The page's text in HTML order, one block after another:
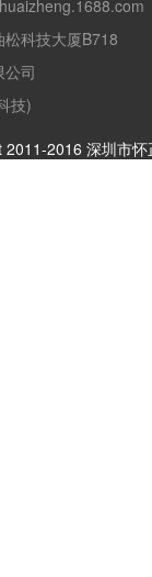
科技大厦B718
司
技)
2011-2016 深圳市